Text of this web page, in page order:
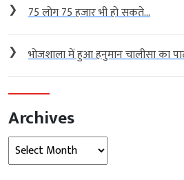
❯ 75 लोग 75 हजार भी हो सकते...
❯ भोजशाला में हुआ हनुमान चालीसा का
Archives
Archives